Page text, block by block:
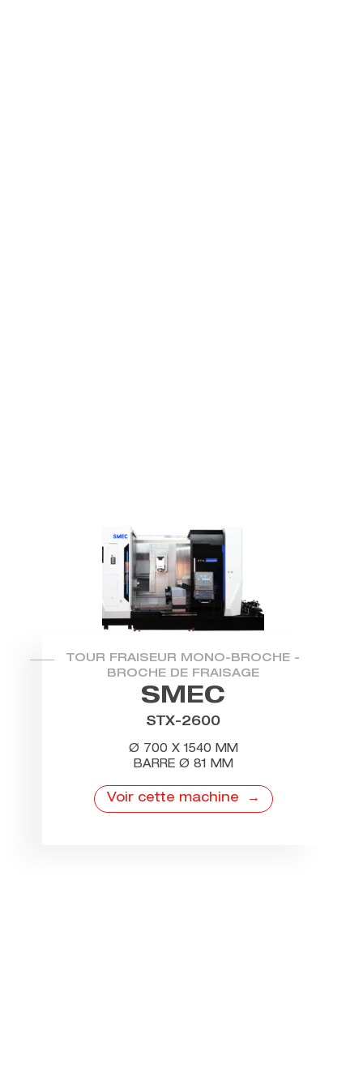
TOUR FRAISEUR MONO-BROCHE -
BROCHE DE FRAISAGE
SMEC
STX-2600
Ø 700 X 1540 MM
BARRE Ø 81 MM
Voir cette machine